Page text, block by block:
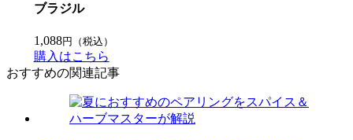
ブラジル
1,088円（税込）
購入はこちら
おすすめの関連記事